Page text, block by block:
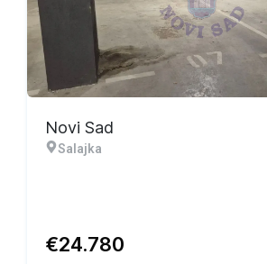
Novi Sad
Salajka
€24.780